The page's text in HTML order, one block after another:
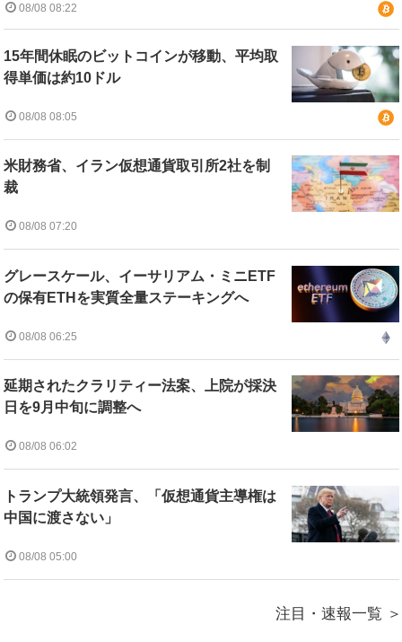
08/08 08:22
15年間休眠のビットコインが移動、平均取
得単価は約10ドル
08/08 08:05
米財務省、イラン仮想通貨取引所2社を制
裁
08/08 07:20
グレースケール、イーサリアム・ミニETF
の保有ETHを実質全量ステーキングへ
08/08 06:25
延期されたクラリティー法案、上院が採決
日を9月中旬に調整へ
08/08 06:02
トランプ大統領発言、「仮想通貨主導権は
中国に渡さない」
08/08 05:00
注目・速報一覧